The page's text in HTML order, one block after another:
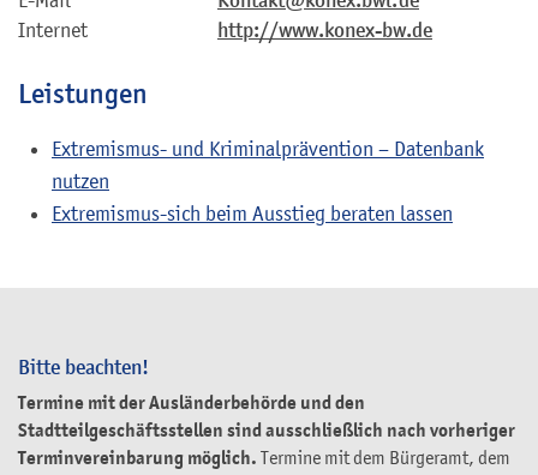
Bitte beachten!
Termine mit der Ausländerbehörde und den
Stadtteilgeschäftsstellen sind ausschließlich nach vorheriger
Terminvereinbarung möglich. Termine mit dem Bürgeramt, dem
Internet http://www.konex-bw.de
Leistungen
Extremismus- und Kriminalprävention – Datenbank
nutzen
Extremismus-sich beim Ausstieg beraten lassen